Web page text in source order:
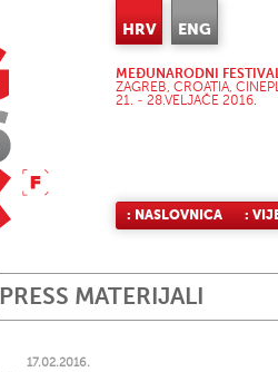
HRV ENG
MEĐUNARODNI
ZAGREB, CROATIA,
21. - 28.VELJAČE 2016.
: NASLOVNICA :
PRESS MATERIJALI
17.02.2016.